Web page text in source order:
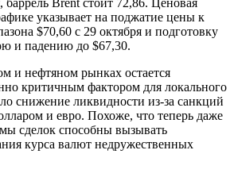
указывает на поджатие цены к
$70,60 с 29 октября и подготовку
и падению до $67,30.
и нефтяном рынках остается
критичным фактором для локального
снижение ликвидности из-за санкций
и евро. Похоже, что теперь даже
сделок способны вызывать
курса валют недружественных